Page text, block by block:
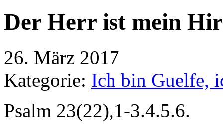
Der Herr ist mein
26. März 2017
Kategorie: Ich bin Guelfe,
Psalm 23(22),1-3.4.5.6.